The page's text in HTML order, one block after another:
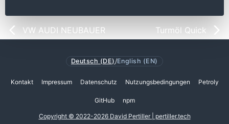
VW AUDI NEUBAUER Turmöl Quick
Deutsch (DE)/English (EN)
Kontakt Impressum Datenschutz Nutzungsbedingungen Petroly
GitHub npm
Copyright © 2022-2026 David Pertiller | pertiller.tech